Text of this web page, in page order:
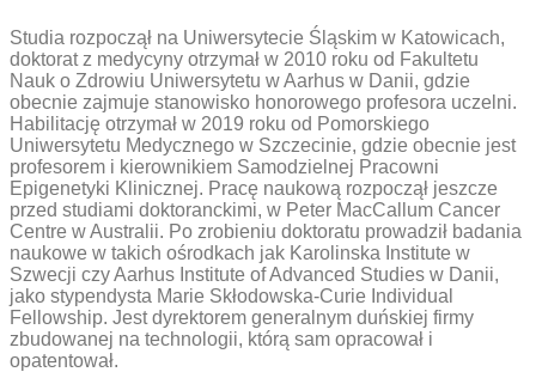
Studia rozpoczął na Uniwersytecie Śląskim w Katowicach,
doktorat z medycyny otrzymał w 2010 roku od Fakultetu
Nauk o Zdrowiu Uniwersytetu w Aarhus w Danii, gdzie
obecnie zajmuje stanowisko honorowego profesora uczelni.
Habilitację otrzymał w 2019 roku od Pomorskiego
Uniwersytetu Medycznego w Szczecinie, gdzie obecnie jest
profesorem i kierownikiem Samodzielnej Pracowni
Epigenetyki Klinicznej. Pracę naukową rozpoczął jeszcze
przed studiami doktoranckimi, w Peter MacCallum Cancer
Centre w Australii. Po zrobieniu doktoratu prowadził badania
naukowe w takich ośrodkach jak Karolinska Institute w
Szwecji czy Aarhus Institute of Advanced Studies w Danii,
jako stypendysta Marie Skłodowska­-Curie Individual
Fellowship. Jest dyrektorem generalnym duńskiej firmy
zbudowanej na technologii, którą sam opracował i
opatentował.